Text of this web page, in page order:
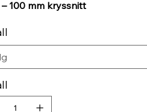
100 mm kryssnitt